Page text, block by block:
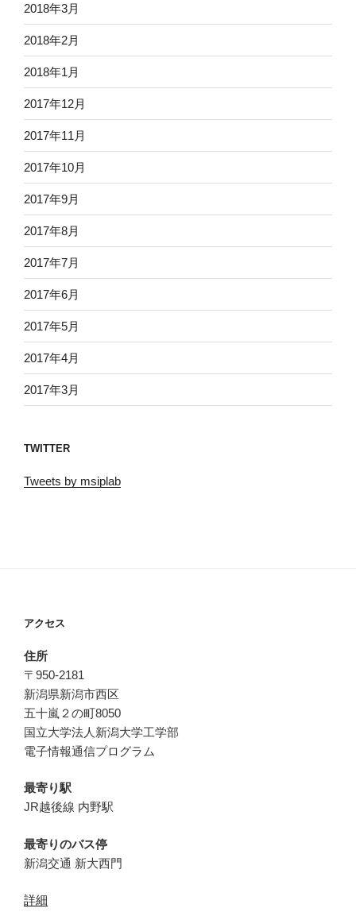
2018年3月
2018年2月
2018年1月
2017年12月
2017年11月
2017年10月
2017年9月
2017年8月
2017年7月
2017年6月
2017年5月
2017年4月
2017年3月
TWITTER
Tweets by msiplab
アクセス
住所
〒950-2181
新潟県新潟市西区
五十嵐２の町8050
国立大学法人新潟大学工学部
電子情報通信プログラム
最寄り駅
JR越後線 内野駅
最寄りのバス停
新潟交通 新大西門
詳細